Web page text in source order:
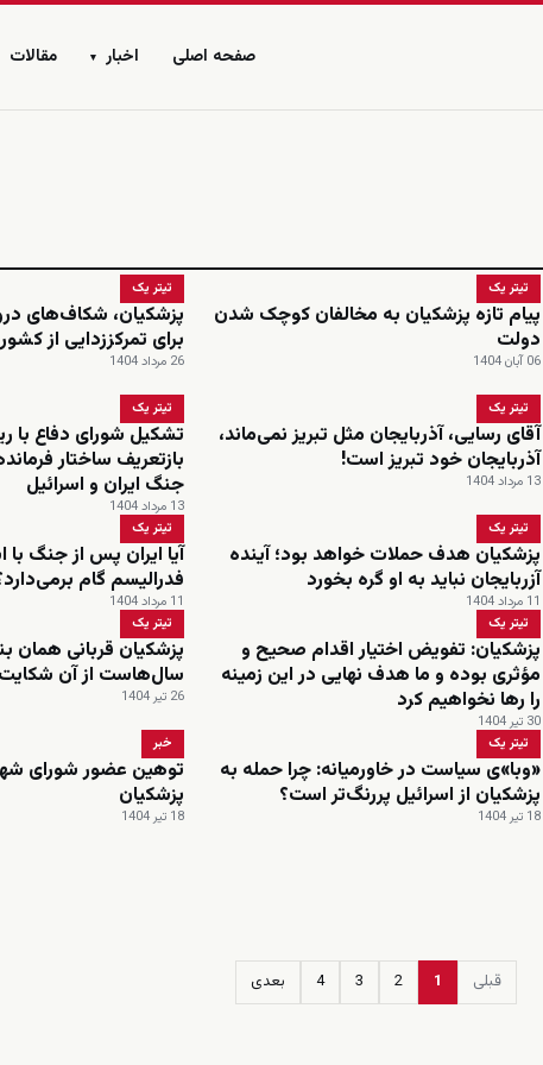
صفحه اصلی اخبار ▾ مقالات
تیتر یک
پیام تازه پزشکیان به مخالفان کوچک شدن
دولت
06 آبان 1404
تیتر یک
پزشکیان، شکاف‌های
برای تمرکززدایی از کشور
26 مرداد 1404
تیتر یک
آقای رسایی، آذربایجان مثل تبریز نمی‌ماند،
آذربایجان خود تبریز است!
13 مرداد 1404
تیتر یک
تشکیل شورای دفاع با
بازتعریف ساختار
جنگ ایران و اسرائیل
13 مرداد 1404
تیتر یک
پزشکیان هدف حملات خواهد بود؛ آینده
آزربایجان نباید به او گره بخورد
11 مرداد 1404
تیتر یک
آیا ایران پس از جنگ
فدرالیسم گام
11 مرداد 1404
تیتر یک
پزشکیان: تفویض اختیار اقدام صحیح و
مؤثری بوده و ما هدف نهایی در این زمینه
را رها نخواهیم کرد
30 تیر 1404
تیتر یک
پزشکیان قربانی همان
سال‌هاست از آن شکایت
26 تیر 1404
تیتر یک
«وبا»ی سیاست در خاورمیانه: چرا حمله به
پزشکیان از اسرائیل پررنگ‌تر است؟
18 تیر 1404
خبر
توهین عضور شورای
پزشکیان
18 تیر 1404
قبلی 1
2
3
4 بعدی